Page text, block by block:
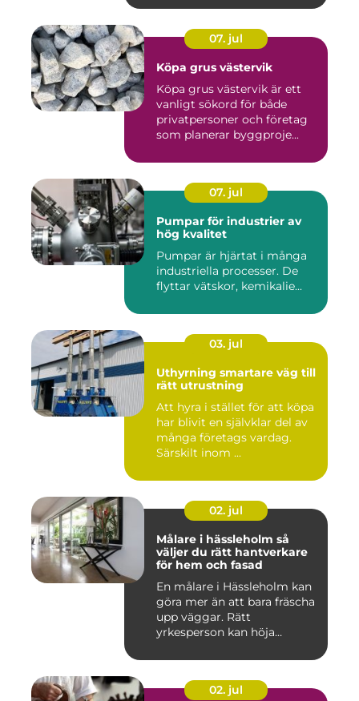
07. jul
Köpa grus västervik
Köpa grus västervik är ett
vanligt sökord för både
privatpersoner och företag
som planerar byggproje...
07. jul
Pumpar för industrier av
hög kvalitet
Pumpar är hjärtat i många
industriella processer. De
flyttar vätskor, kemikalie...
03. jul
Uthyrning smartare väg till
rätt utrustning
Att hyra i stället för att köpa
har blivit en självklar del av
många företags vardag.
Särskilt inom ...
02. jul
Målare i hässleholm så
väljer du rätt hantverkare
för hem och fasad
En målare i Hässleholm kan
göra mer än att bara fräscha
upp väggar. Rätt
yrkesperson kan höja
02. jul